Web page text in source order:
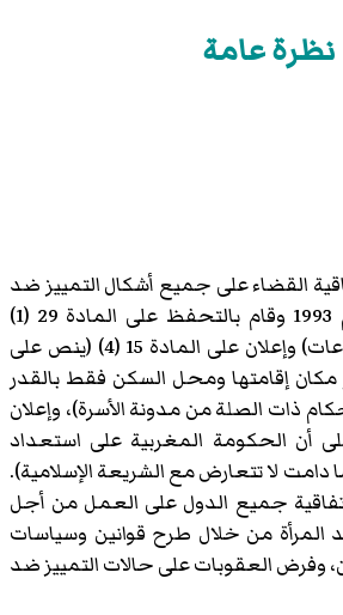
نظرة عامة
القضاء على جميع أشكال التمييز ضد
المرأة "سيداو" في عام 1993 وقام بالتحفظ على المادة 29 (1)
(المتعلقة بتسوية النزاعات) وإعلان على المادة 15 (4) (ينص على
مكان إقامتها ومحل السكن فقط بالقدر
ذات الصلة من مدونة الأسرة)، وإعلان
2 (ينص على أن الحكومة المغربية على استعداد
دامت لا تتعارض مع الشريعة الإسلامية).
2 من الاتفاقية جميع الدول على العمل من أجل
المرأة من خلال طرح قوانين وسياسات
وفرض العقوبات على حالات التمييز ضد